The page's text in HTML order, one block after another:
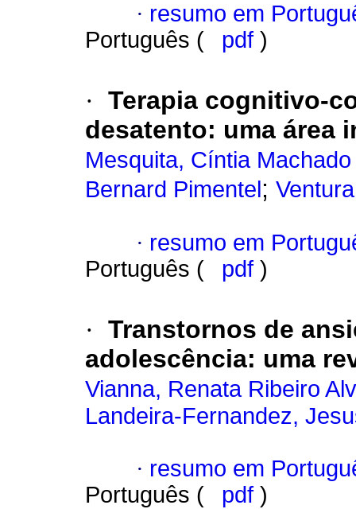
· resumo em
Português (
pdf )
· Terapia cognitivo-
desatento: uma área
Mesquita, Cíntia
Bernard Pimentel ;
· resumo em
Português (
pdf )
· Transtornos de
adolescência: uma
Vianna, Renata Ribeiro
Landeira-Fernandez,
· resumo em
Português (
pdf )